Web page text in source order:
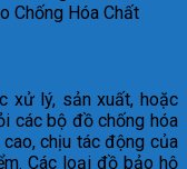
Chống Hóa Chất
xử lý, sản xuất, hoặc
các bộ đồ chống hóa
chịu tác động của
Các loại đồ bảo hộ